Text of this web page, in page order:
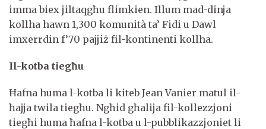
imma biex jiltaqgħu flimkien. Illum mad-dinja
kollha hawn 1,300 komunità ta’ Fidi u Dawl
imxerrdin f’70 pajjiż fil-kontinenti kollha.
Il-kotba tiegħu
Ħafna huma l-kotba li kiteb Jean Vanier matul il-
ħajja twila tiegħu. Ngħid għalija fil-kollezzjoni
tiegħi huma ħafna l-kotba u l-pubblikazzjoniet li